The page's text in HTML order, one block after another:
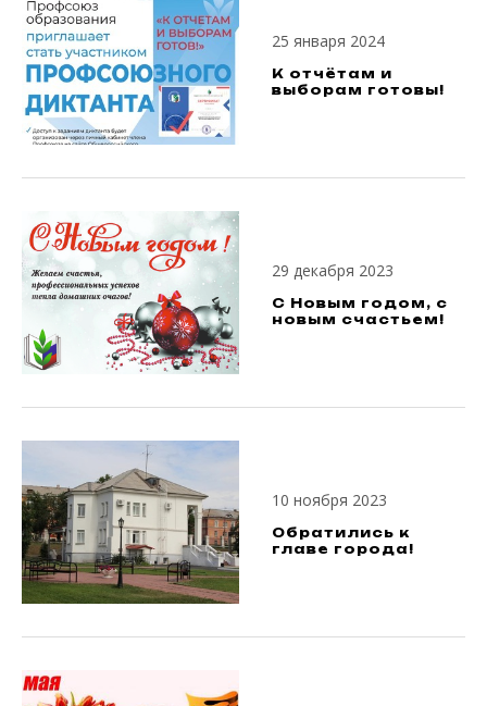
25 января 2024
К отчётам и
выборам готовы!
29 декабря 2023
С Новым годом, с
новым счастьем!
10 ноября 2023
Обратились к
главе города!